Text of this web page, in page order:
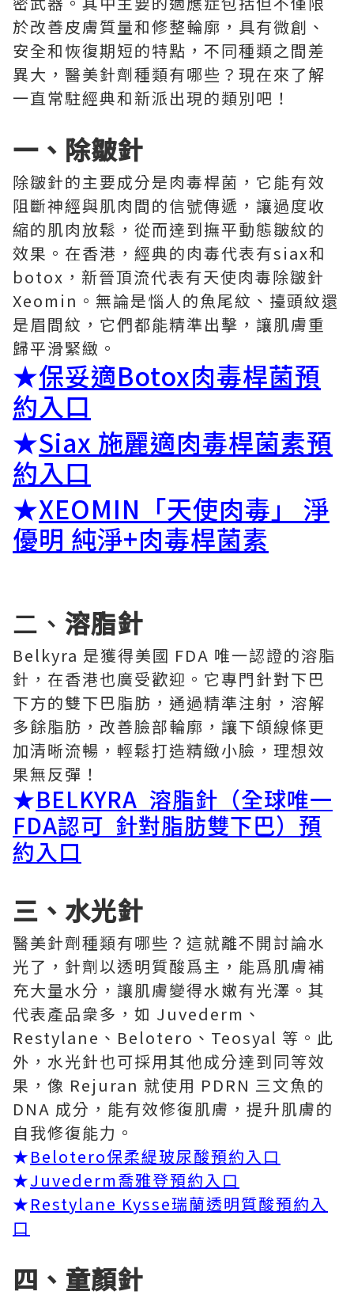
於改善皮膚質量和修整輪廓，具有微創、
安全和恢復期短的特點，不同種類之間差
異大，醫美針劑種類有哪些？現在來了解
一直常駐經典和新派出現的類別吧！
一、除皺針
除皺針的主要成分是肉毒桿菌，它能有效
阻斷神經與肌肉間的信號傳遞，讓過度收
縮的肌肉放鬆，從而達到撫平動態皺紋的
效果。在香港，經典的肉毒代表有siax和
botox，新晉頂流代表有天使肉毒除皺針
Xeomin。無論是惱人的魚尾紋、擡頭紋還
是眉間紋，它們都能精準出擊，讓肌膚重
歸平滑緊緻。
★保妥適Botox肉毒桿菌預
約入口
★Siax 施麗適肉毒桿菌素預
約入口
★XEOMIN「天使肉毒」 淨
優明 純淨+肉毒桿菌素
二、 溶脂針
Belkyra 是獲得美國 FDA 唯一認證的溶脂
針，在香港也廣受歡迎。它專門針對下巴
下方的雙下巴脂肪，通過精準注射，溶解
多餘脂肪，改善臉部輪廓，讓下頜線條更
加清晰流暢，輕鬆打造精緻小臉，理想效
果無反彈！
★BELKYRA 溶脂針（全球唯一
FDA認可 針對脂肪雙下巴）預
約入口
三、水光針
醫美針劑種類有哪些？這就離不開討論水
光了，針劑以透明質酸爲主，能爲肌膚補
充大量水分，讓肌膚變得水嫩有光澤。其
代表產品衆多，如 Juvederm、
Restylane、Belotero、Teosyal 等。此
外，水光針也可採用其他成分達到同等效
果，像 Rejuran 就使用 PDRN 三文魚的
DNA 成分，能有效修復肌膚，提升肌膚的
自我修復能力。
★Belotero保柔緹玻尿酸預約入口
★Juvederm喬雅登預約入口
★Restylane Kysse瑞蘭透明質酸預約入
口
四、童顏針